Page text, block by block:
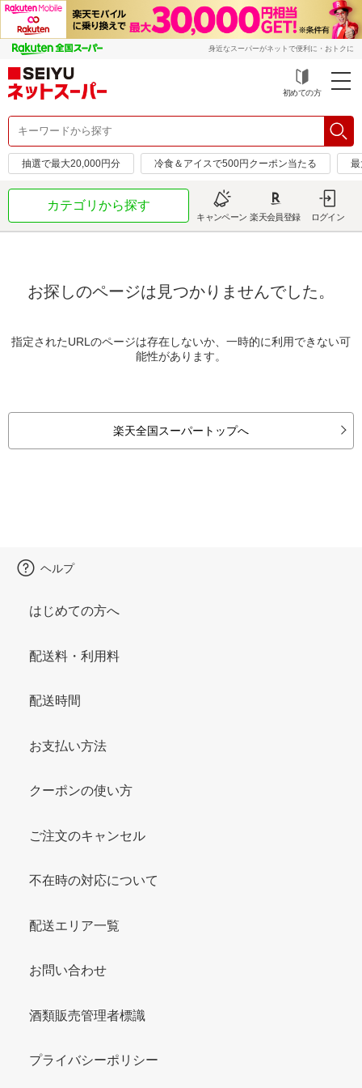
身近なスーパーがネットで便利に・おトクに
初めての方
抽選で最大20,000円分 冷食＆アイスで500円クーポン当たる
カテゴリから探す
キャンペーン 楽天会員登録 ログイン
お探しのページは見つかりませんでした。
指定されたURLのページは存在しないか、一時的に利用できない可
能性があります。
楽天全国スーパートップへ
ヘルプ
はじめての方へ
配送料・利用料
配送時間
お支払い方法
クーポンの使い方
ご注文のキャンセル
不在時の対応について
配送エリア一覧
お問い合わせ
酒類販売管理者標識
プライバシーポリシー